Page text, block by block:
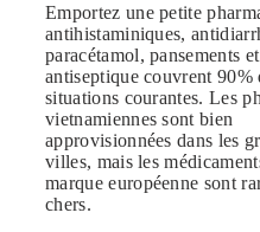
Emportez une petite
antihistaminiques,
paracétamol, pansements
antiseptique couvrent 90%
situations courantes. Les
vietnamiennes sont bien
approvisionnées dans les
villes, mais les
marque européenne sont
chers.